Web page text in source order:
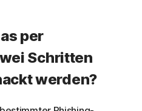
per
Schritten
werden?